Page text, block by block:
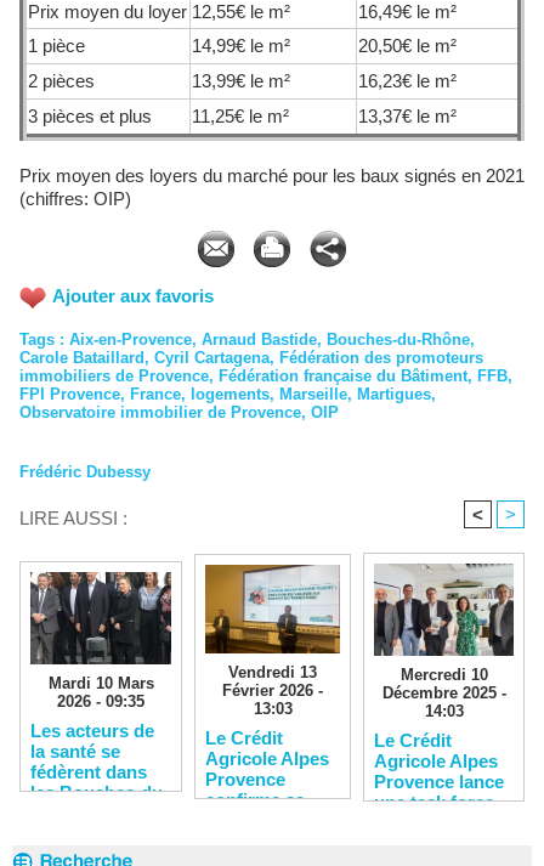
Prix moyen du loyer 12,55€ le m²
16,49€ le m²
1 pièce
14,99€ le m²
20,50€ le m²
2 pièces
13,99€ le m²
16,23€ le m²
3 pièces et plus
11,25€ le m² 13,37€ le m²
Prix moyen des loyers du marché pour les baux signés en 2021
(chiffres: OIP)
Ajouter aux favoris
Tags : Aix-en-Provence, Arnaud Bastide, Bouches-du-Rhône,
Carole Bataillard , Cyril Cartagena, Fédération des promoteurs
immobiliers de Provence, Fédération française du Bâtiment, FFB,
FPI Provence, France, logements, Marseille, Martigues,
Observatoire immobilier de Provence, OIP
Frédéric Dubessy
LIRE AUSSI : < >
Mardi 10 Mars
2026 - 09:35
Les acteurs de
la santé se
fédèrent dans
les Bouches-du-
Vendredi 13
Février 2026 -
13:03
Le Crédit
Agricole Alpes
Provence
confirme sa
Mercredi 10
Décembre 2025 -
14:03
Le Crédit
Agricole Alpes
Provence lance
une task force